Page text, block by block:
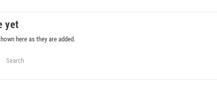
yet
here as they are added.